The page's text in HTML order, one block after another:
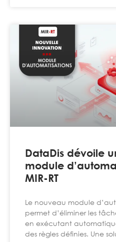
DataDis dévoile
module
MIR-RT
Le nouveau module
permet d’éliminer les
en exécutant
des règles définies. Une